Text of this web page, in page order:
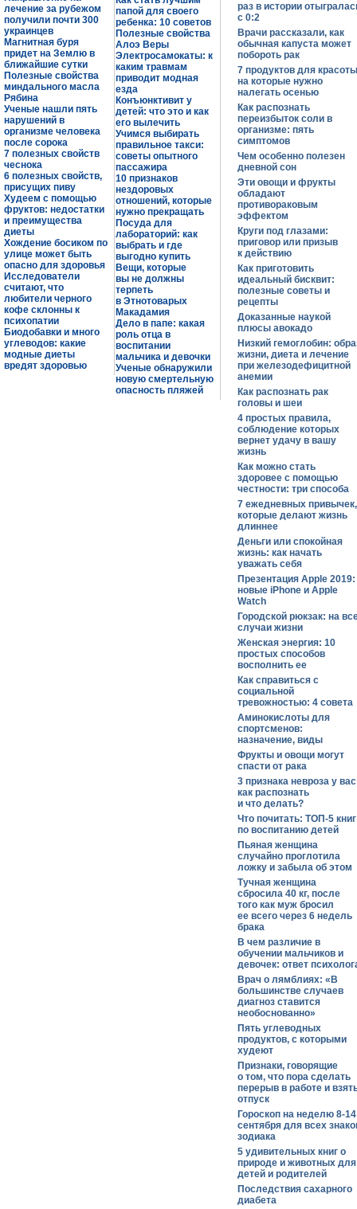
раз в истории
с 0:2
Врачи рассказали, как
обычная капуста может
побороть рак
7 продуктов для
на которые нужно
налегать осенью
Как распознать
переизбыток соли в
организме: пять
симптомов
Чем особенно полезен
дневной сон
Эти овощи и фрукты
обладают
противораковым
эффектом
Круги под глазами:
приговор или призыв
к действию
Как приготовить
идеальный бисквит:
полезные советы и
рецепты
Доказанные наукой
плюсы авокадо
Низкий гемоглобин:
жизни, диета и лечение
при железодефицитной
анемии
Как распознать рак
головы и шеи
4 простых правила,
соблюдение которых
вернет удачу в вашу
жизнь
Как можно стать
здоровее с помощью
честности: три способа
7 ежедневных привычек,
которые делают жизнь
длиннее
Деньги или спокойная
жизнь: как начать
уважать себя
Презентация Apple 2019:
новые iPhone и Apple
Watch
Городской рюкзак: на
случаи жизни
Женская энергия: 10
простых способов
восполнить ее
Как справиться с
социальной
тревожностью: 4 совета
Аминокислоты для
спортсменов:
назначение, виды
Фрукты и овощи могут
спасти от рака
3 признака невроза у
как распознать
и что делать?
Что почитать: ТОП-5 книг
по воспитанию детей
Пьяная женщина
случайно проглотила
ложку и забыла об этом
Тучная женщина
сбросила 40 кг, после
того как муж бросил
ее всего через 6 недель
брака
В чем различие в
обучении мальчиков и
девочек: ответ
Врач о лямблиях: «В
большинстве случаев
диагноз ставится
необоснованно»
Пять углеводных
продуктов, с которыми
худеют
Признаки, говорящие
о том, что пора сделать
перерыв в работе и
отпуск
Гороскоп на неделю 8-14
сентября для всех
зодиака
5 удивительных книг о
природе и животных для
детей и родителей
Последствия сахарного
диабета
лечение за рубежом
получили почти 300
украинцев
Магнитная буря
придет на Землю в
ближайшие сутки
Полезные свойства
миндального масла
Рябина
Ученые нашли пять
нарушений в
организме человека
после сорока
7 полезных свойств
чеснока
6 полезных свойств,
присущих пиву
Худеем с помощью
фруктов: недостатки
и преимущества
диеты
Хождение босиком по
улице может быть
опасно для здоровья
Исследователи
считают, что
любители черного
кофе склонны к
психопатии
Биодобавки и много
углеводов: какие
модные диеты
вредят здоровью
папой для своего
ребенка: 10 советов
Полезные свойства
Алоэ Веры
Электросамокаты: к
каким травмам
приводит модная
езда
Конъюнктивит у
детей: что это и как
его вылечить
Учимся выбирать
правильное такси:
советы опытного
пассажира
10 признаков
нездоровых
отношений, которые
нужно прекращать
Посуда для
лабораторий: как
выбрать и где
выгодно купить
Вещи, которые
вы не должны
терпеть
в Этнотоварых
Макадамия
Дело в папе: какая
роль отца в
воспитании
мальчика и девочки
Ученые обнаружили
новую смертельную
опасность пляжей